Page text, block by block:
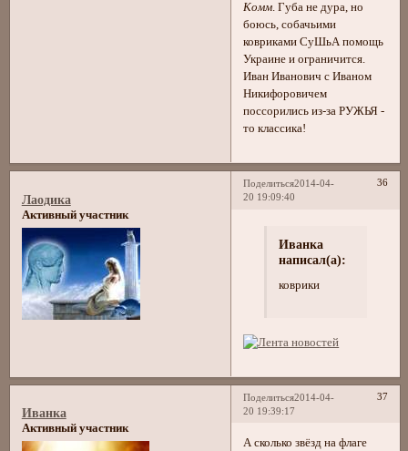
Комм. Губа не дура, но
боюсь, собачьими
ковриками СуШьА помощь
Украине и ограничится.
Иван Иванович с Иваном
Никифоровичем
поссорились из-за РУЖЬЯ -
то классика!
Поделиться 36
2014-04-
20 19:09:40
Лаодика
Активный участник
Иванка
написал(а):
коврики
Поделиться 37
2014-04-
20 19:39:17
Иванка
Активный участник
А сколько звёзд на флаге